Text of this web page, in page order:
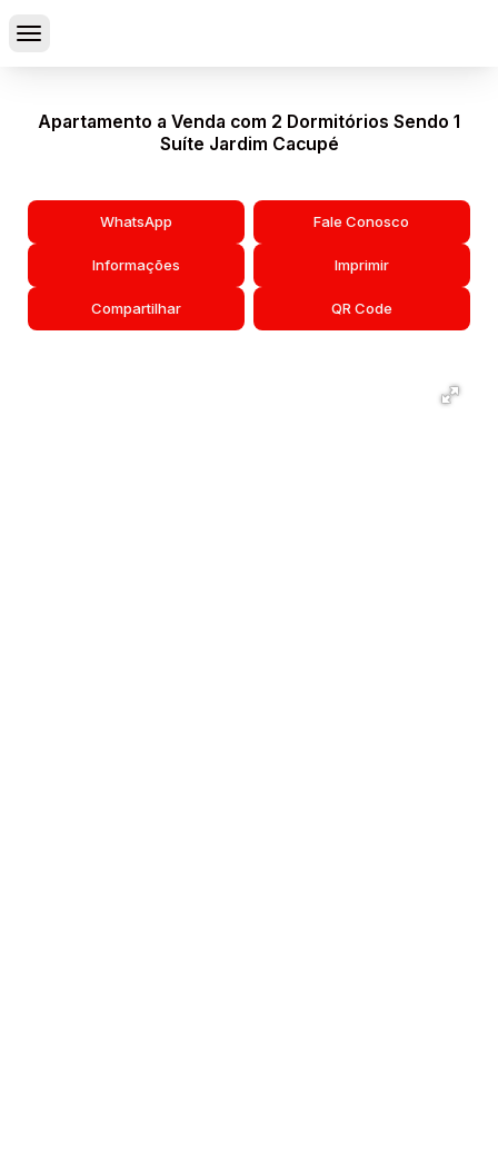
Apartamento a Venda com 2 Dormitórios Sendo 1
Suíte Jardim Cacupé
WhatsApp Fale Conosco
Informações Imprimir
Compartilhar QR Code